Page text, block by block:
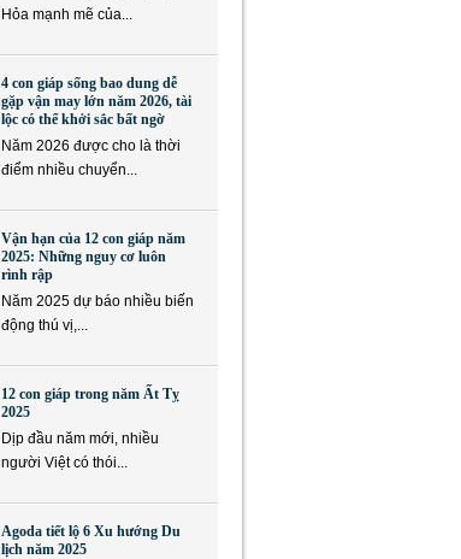
Hỏa mạnh mẽ của...
4 con giáp sống bao dung dễ
gặp vận may lớn năm 2026, tài
lộc có thể khởi sắc bất ngờ
Năm 2026 được cho là thời
điểm nhiều chuyển...
Vận hạn của 12 con giáp năm
2025: Những nguy cơ luôn
rình rập
Năm 2025 dự báo nhiều biến
động thú vị,...
12 con giáp trong năm Ất Tỵ
2025
Dịp đầu năm mới, nhiều
người Việt có thói...
Agoda tiết lộ 6 Xu hướng Du
lịch năm 2025